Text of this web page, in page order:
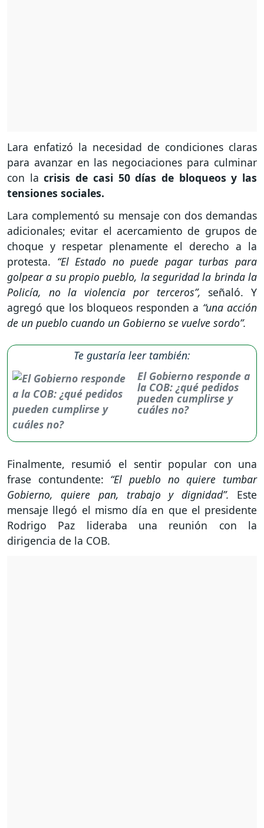
Lara enfatizó la necesidad de condiciones claras
para avanzar en las negociaciones para culminar
con lacrisis de casi 50 días de bloqueos y las
tensiones sociales.
Lara complementó su mensaje con dos demandas
adicionales; evitar el acercamiento de grupos de
choque y respetar plenamente el derecho a la
protesta. “El Estado no puede pagar turbas para
golpear a su propio pueblo, la seguridad la brinda la
Policía, no la violencia por terceros”, señaló. Y
agregó que los bloqueos responden a “una acción
de un pueblo cuando un Gobierno se vuelve sordo”.
Te gustaría leer también:
El Gobierno responde a
la COB: ¿qué pedidos
pueden cumplirse y
cuáles no?
Finalmente, resumió el sentir popular con una
frase contundente: “El pueblo no quiere tumbar
Gobierno, quiere pan, trabajo y dignidad”. Este
mensaje llegó el mismo día en que el presidente
Rodrigo Paz lideraba una reunión con la
dirigencia de la COB.